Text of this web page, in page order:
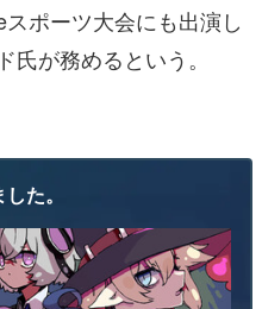
ポーツ大会にも出演し
が務めるという。
た。